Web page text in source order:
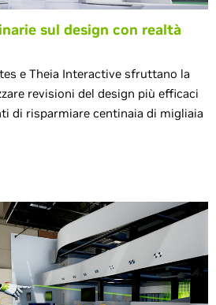
sul design con realtà
e Theia Interactive sfruttano la
revisioni del design più efficaci
di risparmiare centinaia di migliaia